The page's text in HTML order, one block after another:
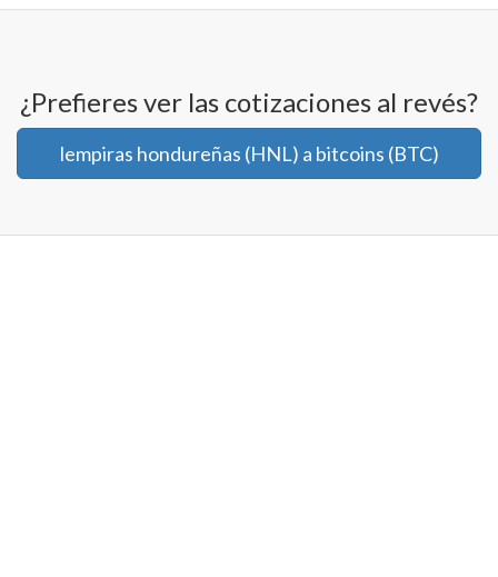
¿Prefieres ver las cotizaciones al revés?
lempiras hondureñas (HNL) a bitcoins (BTC)